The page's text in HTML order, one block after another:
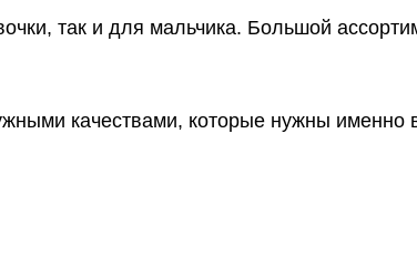
так и для мальчика. Большой
качествами, которые нужны именно